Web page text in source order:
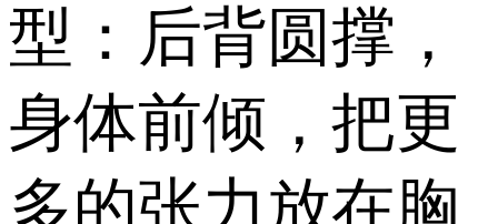
型：后背圆撑，
身体前倾，把更
多的张力放在胸